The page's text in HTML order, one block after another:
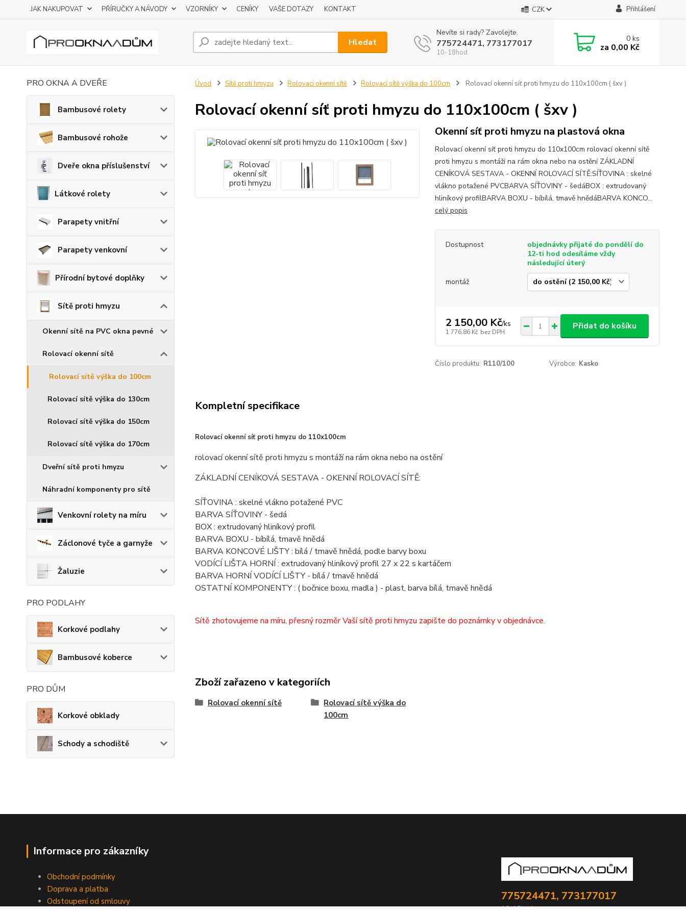
JAK NAKUPOVAT PŘÍRUČKY A NÁVODY VZORNÍKY CENÍKY VAŠE DOTAZY KONTAKT CZK Přihlášení
Hledat
Nevíte si rady? Zavolejte.
775724471, 773177017
10-18hod
0ks
za 0,00 Kč
PRO OKNA A DVEŘE
Bambusové rolety
Bambusové rohože
Dveře okna příslušenství
Látkové rolety
Parapety vnitřní
Parapety venkovní
Přírodní bytové doplňky
Sítě proti hmyzu
Okenní sítě na PVC okna pevné
Rolovací okenní sítě
Rolovací sítě výška do 100cm
Rolovací sítě výška do 130cm
Rolovací sítě výška do 150cm
Rolovací sítě výška do 170cm
Dveřní sítě proti hmyzu
Náhradní komponenty pro sítě
Venkovní rolety na míru
Záclonové tyče a garnyže
Žaluzie
PRO PODLAHY
Korkové podlahy
Bambusové koberce
PRO DŮM
Korkové obklady
Schody a schodiště
Úvod Sítě proti hmyzu Rolovací okenní sítě Rolovací sítě výška do 100cm Rolovací okenní síť proti hmyzu do 110x100cm ( šxv )
Rolovací okenní síť proti hmyzu do 110x100cm ( šxv )
Okenní síť proti hmyzu na plastová okna
Rolovací okenní síť proti hmyzu do 110x100cm rolovací okenní sítě
proti hmyzu s montáží na rám okna nebo na ostění ZÁKLADNÍ
CENÍKOVÁ SESTAVA - OKENNÍ ROLOVACÍ SÍTĚ:SÍŤOVINA : skelné
vlákno potažené PVCBARVA SÍŤOVINY - šedáBOX : extrudovaný
hliníkový profilBARVA BOXU - bíbílá, tmavě hnědáBARVA KONCO...
celý popis
Dostupnost
objednávky přijaté do pondělí do
12-ti hod odesíláme vždy
následující úterý
montáž
2 150,00 Kč/ks
1 776,86 Kč bez DPH
Přidat do košíku
Číslo produktu: R110/100 Výrobce: Kasko
Kompletní specifikace
Rolovací okenní síť proti hmyzu do 110x100cm
rolovací okenní sítě proti hmyzu s montáží na rám okna nebo na ostění
ZÁKLADNÍ CENÍKOVÁ SESTAVA - OKENNÍ ROLOVACÍ SÍTĚ:
SÍŤOVINA : skelné vlákno potažené PVC
BARVA SÍŤOVINY - šedá
BOX : extrudovaný hliníkový profil
BARVA BOXU - bíbílá, tmavě hnědá
BARVA KONCOVÉ LIŠTY : bílá / tmavě hnědá, podle barvy boxu
VODÍCÍ LIŠTA HORNÍ : extrudovaný hliníkový profil 27 x 22 s kartáčem
BARVA HORNÍ VODÍCÍ LIŠTY - bílá / tmavě hnědá
OSTATNÍ KOMPONENTY : ( bočnice boxu, madla ) - plast, barva bílá, tmavě hnědá
Sítě zhotovujeme na míru, přesný rozměr Vaší sítě proti hmyzu zapište do poznámky v objednávce.
Zboží zařazeno v kategoriích
Rolovací okenní sítě
Rolovací sítě výška do
100cm
Informace pro zákazníky
Obchodní podmínky
Doprava a platba
Odstoupení od smlouvy
775724471, 773177017
10-18hod